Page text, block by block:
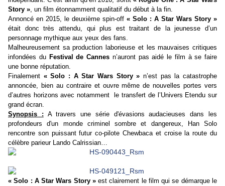
Story », un film étonnamment qualitatif du début à la fin.
Annoncé en 2015, le deuxième spin-off « Solo : A Star Wars Story »
était donc très attendu, qui plus est traitant de la jeunesse d’un
personnage mythique aux yeux des fans.
Malheureusement sa production laborieuse et les mauvaises critiques
infondées du Festival de Cannes n’auront pas aidé le film à se faire
une bonne réputation.
Finalement « Solo : A Star Wars Story » n’est pas la catastrophe
annoncée, bien au contraire et ouvre même de nouvelles portes vers
d’autres horizons avec notamment le transfert de l’Univers Etendu sur
grand écran.
Synopsis : A travers une série d'évasions audacieuses dans les
profondeurs d'un monde criminel sombre et dangereux, Han Solo
rencontre son puissant futur co-pilote Chewbaca et croise la route du
célèbre parieur Lando Calrissian…
« Solo : A Star Wars Story »est clairement le film qui se démarque le